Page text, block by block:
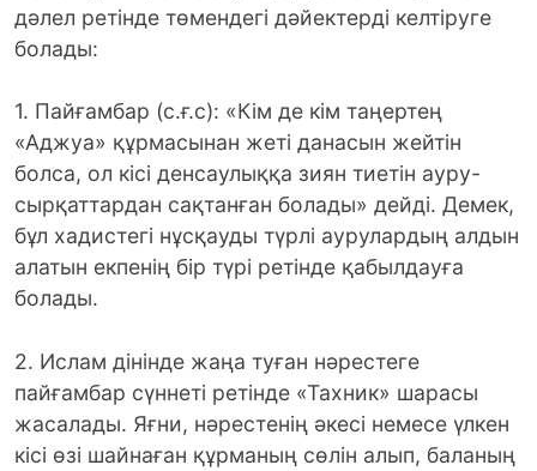
дәлел ретінде төмендегі дәйектерді келтіруге
болады:
1. Пайғамбар (с.ғ.с): «Кім де кім таңертең
«Аджуа» құрмасынан жеті данасын жейтін
болса, ол кісі денсаулыққа зиян тиетін ауру-
сырқаттардан сақтанған болады» дейді. Демек,
бұл хадистегі нұсқауды түрлі аурулардың алдын
алатын екпенің бір түрі ретінде қабылдауға
болады.
2. Ислам дінінде жаңа туған нәрестеге
пайғамбар сүннеті ретінде «Тахник» шарасы
жасалады. Яғни, нәрестенің әкесі немесе үлкен
кісі өзі шайнаған құрманың сөлін алып, баланың